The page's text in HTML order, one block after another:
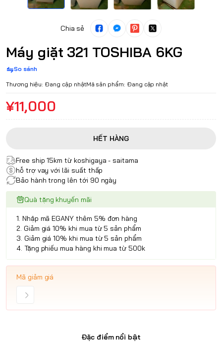
Chia sẻ
Máy giặt 321 TOSHIBA 6KG
So sánh
Thương hiệu: Đang cập nhậtMã sản phẩm: Đang cập nhật
¥11,000
HẾT HÀNG
Free ship 15km từ koshigaya - saitama
hỗ trợ vay với lãi suất thấp
Bảo hành trong lên tới 90 ngày
Quà tặng khuyến mãi
1. Nhập mã EGANY thêm 5% đơn hàng
2. Giảm giá 10% khi mua từ 5 sản phẩm
3. Giảm giá 10% khi mua từ 5 sản phẩm
4. Tặng phiếu mua hàng khi mua từ 500k
Mã giảm giá
Đặc điểm nổi bật